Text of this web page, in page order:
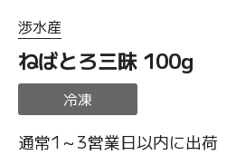
渉水産
ねばとろ三昧 100g
冷凍
通常1～3営業日以内に出荷